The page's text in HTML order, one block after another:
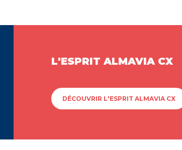
L'ESPRIT ALMAVIA CX
DÉCOUVRIR L'ESPRIT ALMAVIA CX